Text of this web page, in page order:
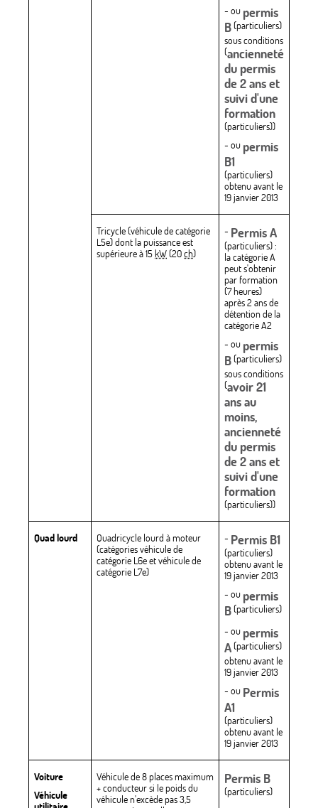
- ou permis
B(particuliers)
sous conditions
(ancienneté
du permis
de 2 ans et
suivi d'une
formation
(particuliers))
- ou permis
B1
(particuliers)
obtenu avant le
19 janvier 2013
Tricycle (véhicule de catégorie
L5e) dont la puissance est
supérieure à 15 kW(20ch)
- Permis A
(particuliers) :
la catégorie A
peut s'obtenir
par formation
(7 heures)
après 2 ans de
détention de la
catégorie A2
- ou permis
B(particuliers)
sous conditions
(avoir 21
ans au
moins,
ancienneté
du permis
de 2 ans et
suivi d'une
formation
(particuliers))
Quad lourd
Quadricycle lourd à moteur
(catégories véhicule de
catégorie L6e et véhicule de
catégorie L7e)
- Permis B1
(particuliers)
obtenu avant le
19 janvier 2013
- ou permis
B(particuliers)
- ou permis
A(particuliers)
obtenu avant le
19 janvier 2013
- ou Permis
A1
(particuliers)
obtenu avant le
19 janvier 2013
Voiture
Véhicule
Véhicule de 8 places maximum
+ conducteur si le poids du
véhicule n'excède pas 3,5
Permis B
(particuliers)